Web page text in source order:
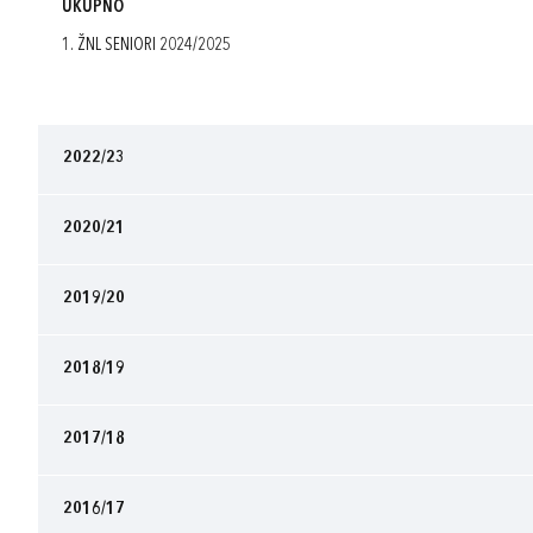
UKUPNO
1. ŽNL SENIORI 2024/2025
2022/23
2020/21
2019/20
2018/19
2017/18
2016/17